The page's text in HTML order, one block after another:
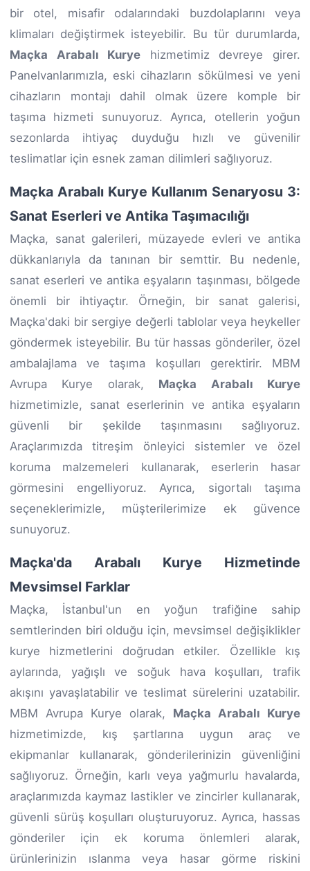
bir otel, misafir odalarındaki buzdolaplarını veya
klimaları değiştirmek isteyebilir. Bu tür durumlarda,
Maçka Arabalı Kurye hizmetimiz devreye girer.
Panelvanlarımızla, eski cihazların sökülmesi ve yeni
cihazların montajı dahil olmak üzere komple bir
taşıma hizmeti sunuyoruz. Ayrıca, otellerin yoğun
sezonlarda ihtiyaç duyduğu hızlı ve güvenilir
teslimatlar için esnek zaman dilimleri sağlıyoruz.
Maçka Arabalı Kurye Kullanım Senaryosu 3:
Sanat Eserleri ve Antika Taşımacılığı
Maçka, sanat galerileri, müzayede evleri ve antika
dükkanlarıyla da tanınan bir semttir. Bu nedenle,
sanat eserleri ve antika eşyaların taşınması, bölgede
önemli bir ihtiyaçtır. Örneğin, bir sanat galerisi,
Maçka'daki bir sergiye değerli tablolar veya heykeller
göndermek isteyebilir. Bu tür hassas gönderiler, özel
ambalajlama ve taşıma koşulları gerektirir. MBM
Avrupa Kurye olarak, Maçka Arabalı Kurye
hizmetimizle, sanat eserlerinin ve antika eşyaların
güvenli bir şekilde taşınmasını sağlıyoruz.
Araçlarımızda titreşim önleyici sistemler ve özel
koruma malzemeleri kullanarak, eserlerin hasar
görmesini engelliyoruz. Ayrıca, sigortalı taşıma
seçeneklerimizle, müşterilerimize ek güvence
sunuyoruz.
Maçka'da Arabalı Kurye Hizmetinde
Mevsimsel Farklar
Maçka, İstanbul'un en yoğun trafiğine sahip
semtlerinden biri olduğu için, mevsimsel değişiklikler
kurye hizmetlerini doğrudan etkiler. Özellikle kış
aylarında, yağışlı ve soğuk hava koşulları, trafik
akışını yavaşlatabilir ve teslimat sürelerini uzatabilir.
MBM Avrupa Kurye olarak, Maçka Arabalı Kurye
hizmetimizde, kış şartlarına uygun araç ve
ekipmanlar kullanarak, gönderilerinizin güvenliğini
sağlıyoruz. Örneğin, karlı veya yağmurlu havalarda,
araçlarımızda kaymaz lastikler ve zincirler kullanarak,
güvenli sürüş koşulları oluşturuyoruz. Ayrıca, hassas
gönderiler için ek koruma önlemleri alarak,
ürünlerinizin ıslanma veya hasar görme riskini